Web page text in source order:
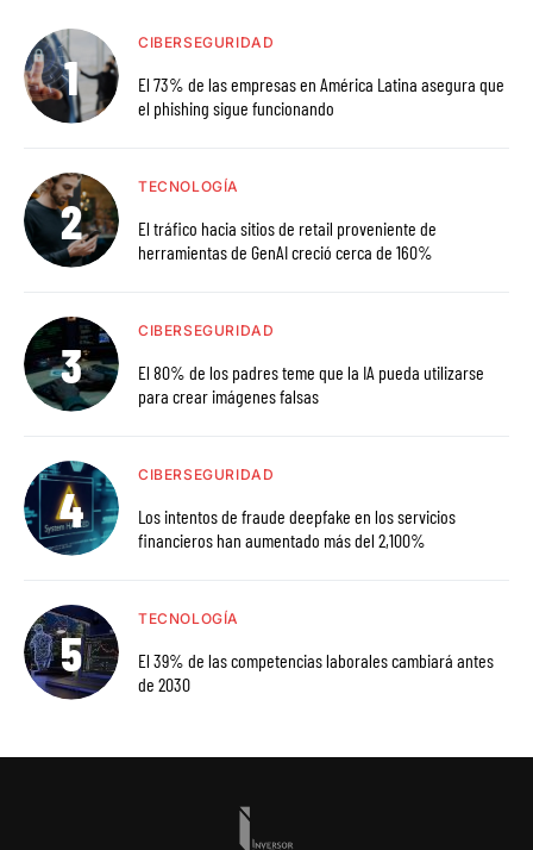
CIBERSEGURIDAD
El 73% de las empresas en América Latina asegura que
el phishing sigue funcionando
TECNOLOGÍA
El tráfico hacia sitios de retail proveniente de
herramientas de GenAI creció cerca de 160%
CIBERSEGURIDAD
El 80% de los padres teme que la IA pueda utilizarse
para crear imágenes falsas
CIBERSEGURIDAD
Los intentos de fraude deepfake en los servicios
financieros han aumentado más del 2,100%
TECNOLOGÍA
El 39% de las competencias laborales cambiará antes
de 2030